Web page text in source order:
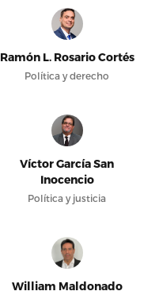
Ramón L. Rosario Cortés
Política y derecho
Víctor García San
Inocencio
Política y justicia
William Maldonado